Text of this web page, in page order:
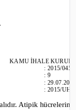
KAMU İHALE
:2015/045
:9
:
:2015/
Atipik hücrelerin